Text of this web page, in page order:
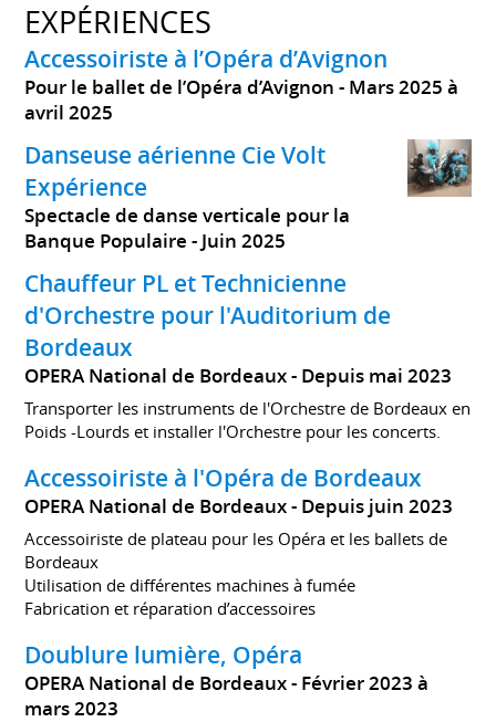
EXPÉRIENCES
Accessoiriste à l’Opéra d’Avignon
Pour le ballet de l’Opéra d’Avignon
Mars 2025 à
avril 2025
Danseuse aérienne Cie Volt
Expérience
Spectacle de danse verticale pour la
Banque Populaire
Juin 2025
Chauffeur PL et Technicienne
d'Orchestre pour l'Auditorium de
Bordeaux
OPERA National de Bordeaux Depuis mai 2023
Transporter les instruments de l'Orchestre de Bordeaux en
Poids -Lourds et installer l'Orchestre pour les concerts.
Accessoiriste à l'Opéra de Bordeaux
OPERA National de Bordeaux Depuis juin 2023
Accessoiriste de plateau pour les Opéra et les ballets de
Bordeaux
Utilisation de différentes machines à fumée
Fabrication et réparation d’accessoires
Doublure lumière, Opéra
OPERA National de Bordeaux
Février 2023 à
mars 2023